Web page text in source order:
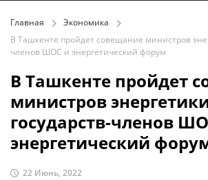
Главная
Экономика
В Ташкенте пройдет совещание министров
членов ШОС и энергетический форум
В Ташкенте пройдет
министров
государств-членов
энергетический
22 Июнь, 2022